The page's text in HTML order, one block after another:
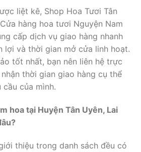
liệt kê, Shop Hoa Tươi Tân
hàng hoa tươi Nguyện Nam
cấp dịch vụ giao hàng nhanh
lợi và thời gian mở cửa linh hoạt.
tốt nhất, bạn nên liên hệ trực
thời gian giao hàng cụ thể
của mình.
hoa tại Huyện Tân Uyên, Lai
thiệu trong danh sách đều có